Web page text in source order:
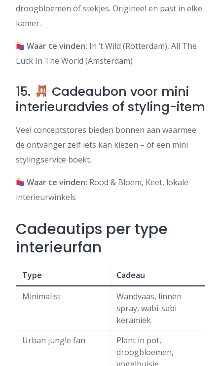
droogbloemen of stekjes. Origineel en past in elke
kamer.
Waar te vinden: In ’t Wild (Rotterdam), All The
Luck In The World (Amsterdam)
15.
Cadeaubon voor mini
interieuradvies of styling-item
Veel conceptstores bieden bonnen aan waarmee
de ontvanger zelf iets kan kiezen – óf een mini
stylingservice boekt.
Waar te vinden: Rood & Bloem, Keet, lokale
interieurwinkels
Cadeautips per type
interieurfan
Type
Cadeau
Minimalist
Wandvaas, linnen
spray, wabi-sabi
keramiek
Urban jungle fan
Plant in pot,
droogbloemen,